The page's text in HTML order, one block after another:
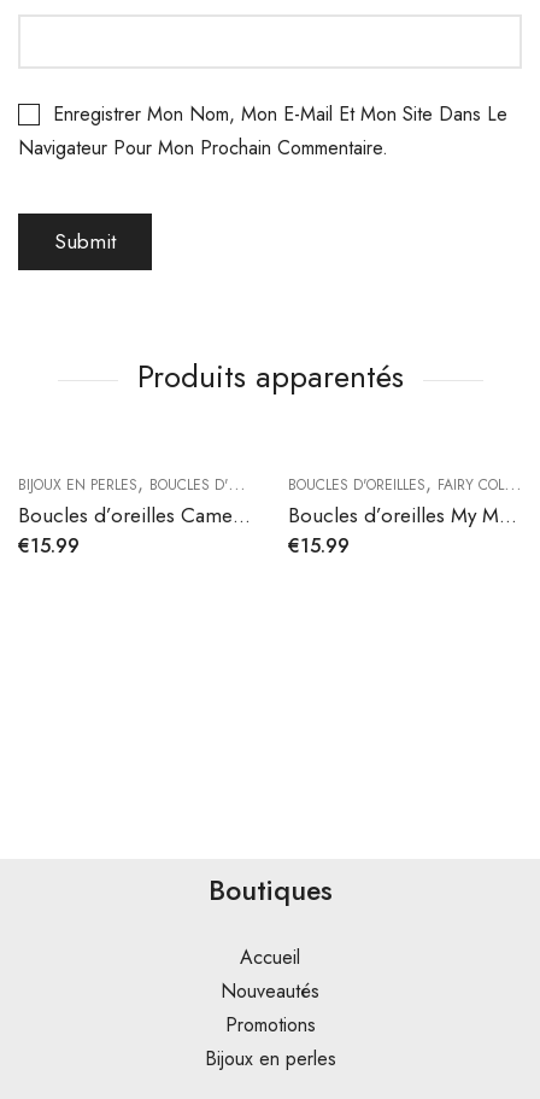
Enregistrer Mon Nom, Mon E-Mail Et Mon Site Dans Le
Navigateur Pour Mon Prochain Commentaire.
Produits apparentés
BIJOUX EN PERLES, BOUCLES D'OREILLES
Boucles d’oreilles Camelia en acier inoxydable
€15.99
BOUCLES D'OREILLES, FAIRY COLLECTION
Boucles d’oreilles My Moon perles
€15.99
Boutiques
Accueil
Nouveautés
Promotions
Bijoux en perles